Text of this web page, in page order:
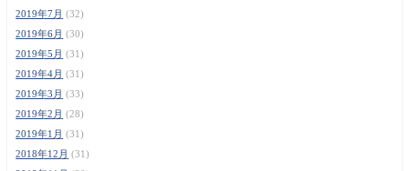
2019年7月 (32)
2019年6月 (30)
2019年5月 (31)
2019年4月 (31)
2019年3月 (33)
2019年2月 (28)
2019年1月 (31)
2018年12月 (31)